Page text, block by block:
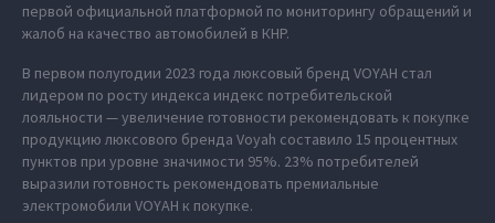
первой официальной платформой по мониторингу обращений и
жалоб на качество автомобилей в КНР.
В первом полугодии 2023 года люксовый бренд VOYAH стал
лидером по росту индекса индекс потребительской
лояльности — увеличение готовности рекомендовать к покупке
продукцию люксового бренда Voyah составило 15 процентных
пунктов при уровне значимости 95%. 23% потребителей
выразили готовность рекомендовать премиальные
электромобили VOYAH к покупке.